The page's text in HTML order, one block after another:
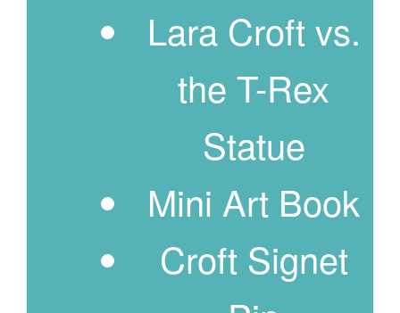
Lara Croft vs.
the T-Rex
Statue
Mini Art Book
Croft Signet